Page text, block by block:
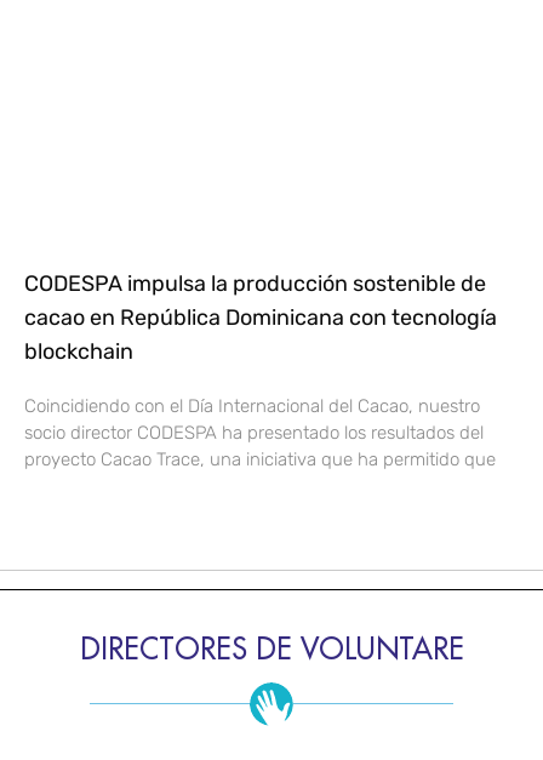
CODESPA impulsa la producción sostenible de
cacao en República Dominicana con tecnología
blockchain
Coincidiendo con el Día Internacional del Cacao, nuestro
socio director CODESPA ha presentado los resultados del
proyecto Cacao Trace, una iniciativa que ha permitido que
DIRECTORES DE VOLUNTARE